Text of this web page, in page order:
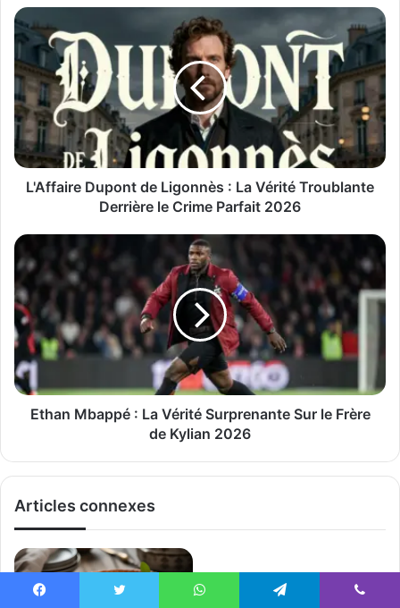
L'Affaire Dupont de Ligonnès : La Vérité Troublante
Derrière le Crime Parfait 2026
Ethan Mbappé : La Vérité Surprenante Sur le Frère
de Kylian 2026
Articles connexes